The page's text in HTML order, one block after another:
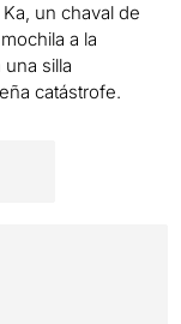
un chaval de
a la
silla
catástrofe.